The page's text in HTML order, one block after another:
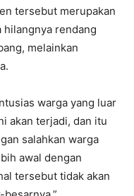
tersebut merupakan
hilangnya rendang
melainkan
warga yang luar
akan terjadi, dan itu
salahkan warga
awal dengan
tersebut tidak akan